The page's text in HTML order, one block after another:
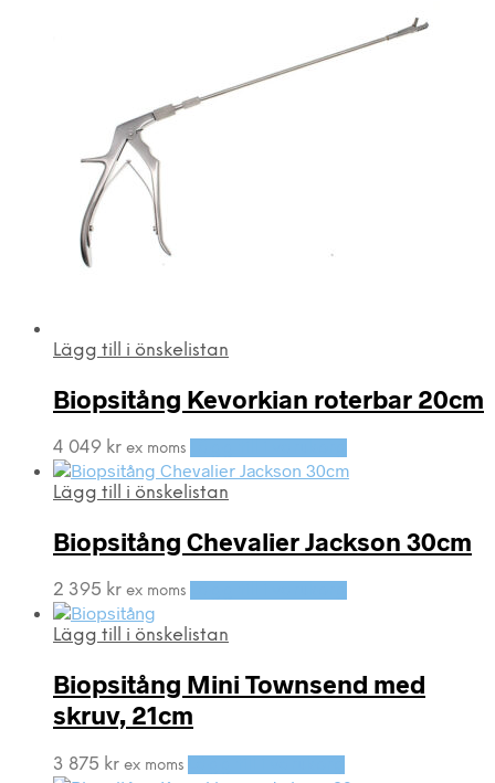
Lägg till i önskelistan
Biopsitång Kevorkian roterbar 20cm
4 049 kr ex moms
Lägg till i önskelistan
Biopsitång Chevalier Jackson 30cm
2 395 kr ex moms
Lägg till i önskelistan
Biopsitång Mini Townsend med
skruv, 21cm
3 875 kr ex moms